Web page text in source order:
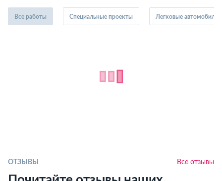
Все работы Специальные проекты Легковые автомобили
ОТЗЫВЫ Все отзывы